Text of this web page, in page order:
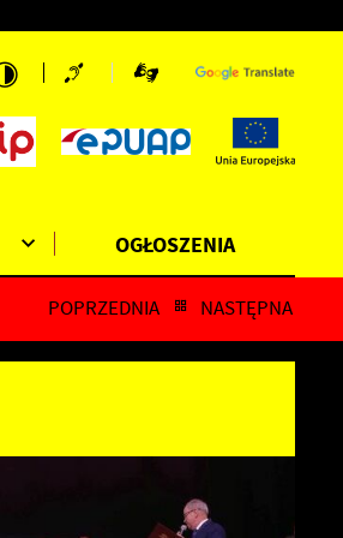
OGŁOSZENIA
POPRZEDNIA NASTĘPNA